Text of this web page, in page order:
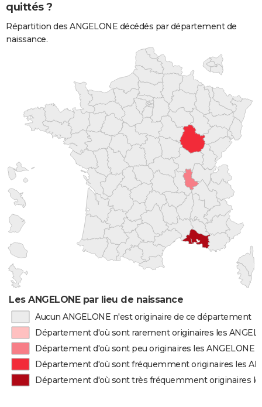
quittés ?
Répartition des ANGELONE décédés par département de
naissance.
Les ANGELONE par lieu de naissance
Aucun ANGELONE n'est originaire de ce département
Département d'où sont rarement originaires les
Département d'où sont peu originaires les ANGELONE
Département d'où sont fréquemment originaires les
Département d'où sont très fréquemment originaires